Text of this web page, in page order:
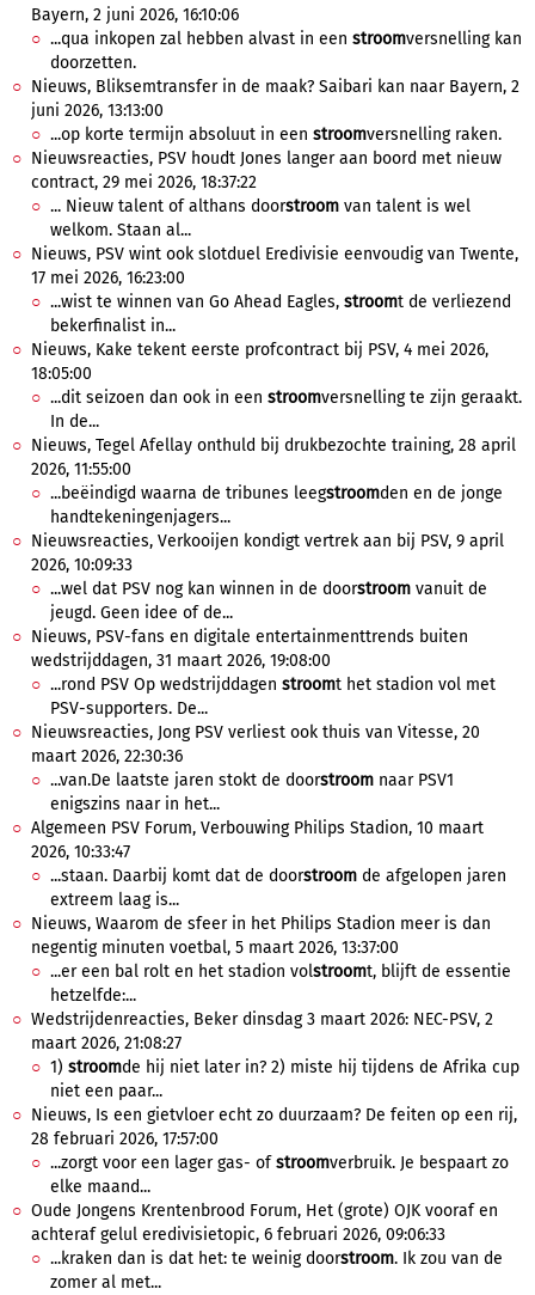
Bayern, 2 juni 2026, 16:10:06
...qua inkopen zal hebben alvast in een stroomversnelling kan
doorzetten.
Nieuws, Bliksemtransfer in de maak? Saibari kan naar Bayern, 2
juni 2026, 13:13:00
...op korte termijn absoluut in een stroomversnelling raken.
Nieuwsreacties, PSV houdt Jones langer aan boord met nieuw
contract, 29 mei 2026, 18:37:22
... Nieuw talent of althans doorstroom van talent is wel
welkom. Staan al...
Nieuws, PSV wint ook slotduel Eredivisie eenvoudig van Twente,
17 mei 2026, 16:23:00
...wist te winnen van Go Ahead Eagles, stroomt de verliezend
bekerfinalist in...
Nieuws, Kake tekent eerste profcontract bij PSV, 4 mei 2026,
18:05:00
...dit seizoen dan ook in een stroomversnelling te zijn geraakt.
In de...
Nieuws, Tegel Afellay onthuld bij drukbezochte training, 28 april
2026, 11:55:00
...beëindigd waarna de tribunes leegstroomden en de jonge
handtekeningenjagers...
Nieuwsreacties, Verkooijen kondigt vertrek aan bij PSV, 9 april
2026, 10:09:33
...wel dat PSV nog kan winnen in de doorstroom vanuit de
jeugd. Geen idee of de...
Nieuws, PSV-fans en digitale entertainmenttrends buiten
wedstrijddagen, 31 maart 2026, 19:08:00
...rond PSV Op wedstrijddagen stroomt het stadion vol met
PSV-supporters. De...
Nieuwsreacties, Jong PSV verliest ook thuis van Vitesse, 20
maart 2026, 22:30:36
...van.De laatste jaren stokt de doorstroom naar PSV1
enigszins naar in het...
Algemeen PSV Forum, Verbouwing Philips Stadion, 10 maart
2026, 10:33:47
...staan. Daarbij komt dat de doorstroom de afgelopen jaren
extreem laag is...
Nieuws, Waarom de sfeer in het Philips Stadion meer is dan
negentig minuten voetbal, 5 maart 2026, 13:37:00
...er een bal rolt en het stadion volstroomt, blijft de essentie
hetzelfde:...
Wedstrijdenreacties, Beker dinsdag 3 maart 2026: NEC-PSV, 2
maart 2026, 21:08:27
1) stroomde hij niet later in? 2) miste hij tijdens de Afrika cup
niet een paar...
Nieuws, Is een gietvloer echt zo duurzaam? De feiten op een rij,
28 februari 2026, 17:57:00
...zorgt voor een lager gas- ofstroomverbruik. Je bespaart zo
elke maand...
Oude Jongens Krentenbrood Forum, Het (grote) OJK vooraf en
achteraf gelul eredivisietopic, 6 februari 2026, 09:06:33
...kraken dan is dat het: te weinig doorstroom. Ik zou van de
zomer al met...